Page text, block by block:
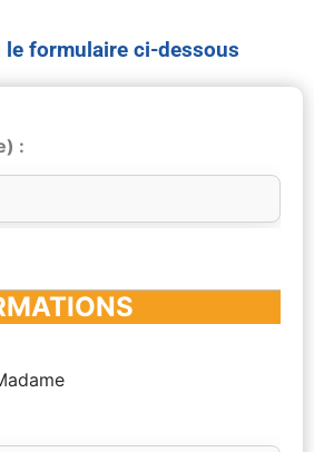
le formulaire ci-dessous
: